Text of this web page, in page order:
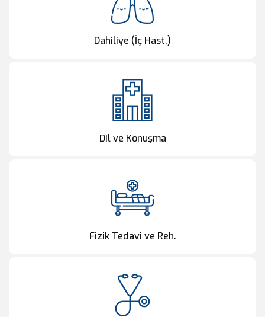
Dahiliye (İç Hast.)
Dil ve Konuşma
Fizik Tedavi ve Reh.